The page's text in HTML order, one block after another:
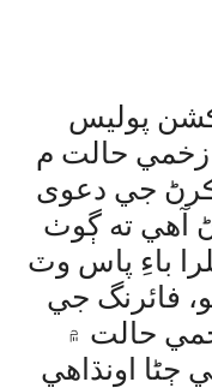
پوليس
زخمي حالت م
جي دعوى
آهي ته ڳوٺ
باءِ پاس وٽ
فائرنگ جي
حالت ۾
ڄڻا اونڌاهي